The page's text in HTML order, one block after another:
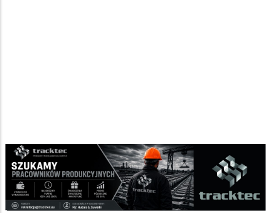
Ścieżka
nawigacyjna
Strona główna Wiadomości/Wiadomości z regionu
Apel o zwiększenie środków na ochronę ludności i obronę cywilną
FacebookPinterest Tumblr
0 Reddit Share